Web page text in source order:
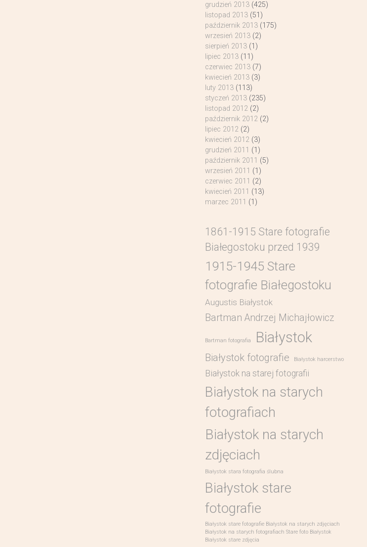
grudzień 2013(425)
listopad 2013(51)
październik 2013(175)
wrzesień 2013(2)
sierpień 2013(1)
lipiec 2013(11)
czerwiec 2013(7)
kwiecień 2013(3)
luty 2013(113)
styczeń 2013(235)
listopad 2012(2)
październik 2012(2)
lipiec 2012(2)
kwiecień 2012(3)
grudzień 2011 (1)
październik 2011 (5)
wrzesień 2011 (1)
czerwiec 2011 (2)
kwiecień 2011 (13)
marzec 2011 (1)
1861-1915 Stare fotografie
Białegostoku przed 1939
1915-1945 Stare
fotografie Białegostoku
Augustis Białystok
Bartman Andrzej Michajłowicz
Bartman fotografia Białystok
Białystok fotografie Białystok harcerstwo
Białystok na starej fotografii
Białystok na starych
fotografiach
Białystok na starych
zdjęciach
Białystok stara fotografia ślubna
Białystok stare
fotografie
Białystok stare fotografie Białystok na starych zdjęciach
Białystok na starych fotografiach Stare foto Białystok
Białystok stare zdjęcia